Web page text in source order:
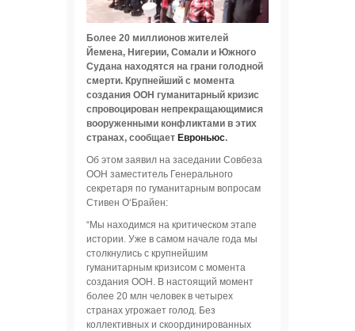
Более 20 миллионов жителей
Йемена, Нигерии, Сомали и Южного
Судана находятся на грани голодной
смерти. Крупнейший с момента
создания ООН гуманитарный кризис
спровоцирован непрекращающимися
вооруженными конфликтами в этих
странах, сообщает Евроньюс.
Об этом заявил на заседании Совбеза
ООН заместитель Генерального
секретаря по гуманитарным вопросам
Стивен О‘Брайен:
“Мы находимся на критическом этапе
истории. Уже в самом начале года мы
столкнулись с крупнейшим
гуманитарным кризисом с момента
создания ООН. В настоящий момент
более 20 млн человек в четырех
странах угрожает голод. Без
коллективных и скоординированных